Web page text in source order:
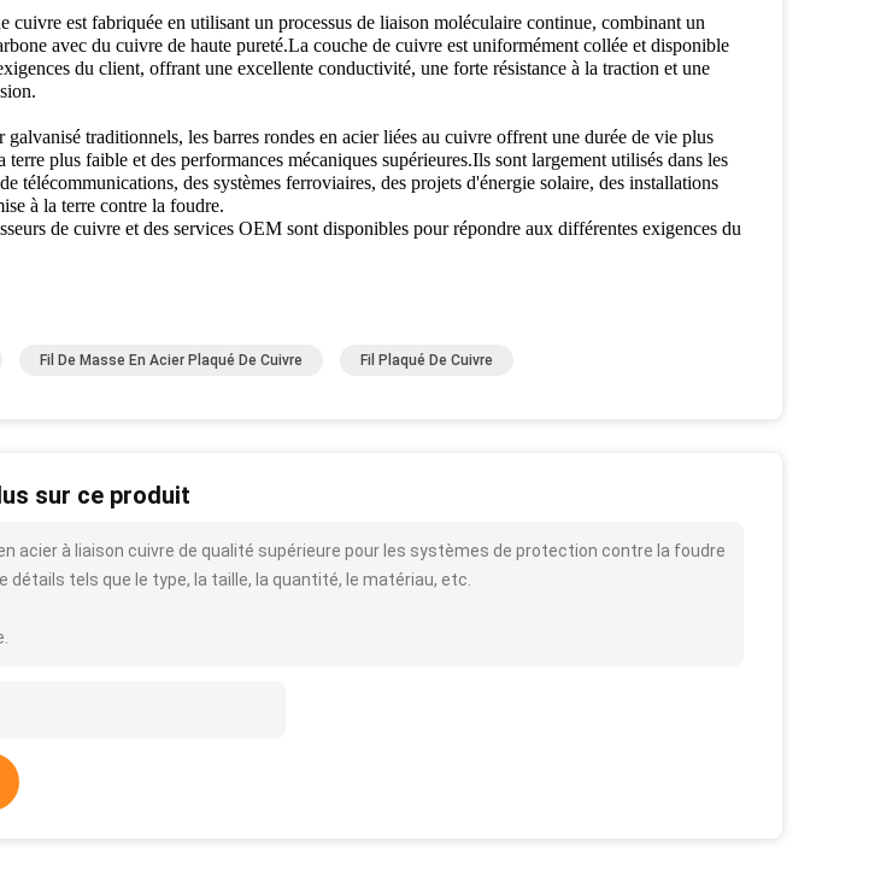
cuivre est fabriquée en utilisant un processus de liaison moléculaire continue, combinant un
avec du cuivre de haute pureté.La couche de cuivre est uniformément collée et disponible
du client, offrant une excellente conductivité, une forte résistance à la traction et une
galvanisé traditionnels, les barres rondes en acier liées au cuivre offrent une durée de vie plus
terre plus faible et des performances mécaniques supérieures.Ils sont largement utilisés dans les
télécommunications, des systèmes ferroviaires, des projets d'énergie solaire, des installations
à la terre contre la foudre.
de cuivre et des services OEM sont disponibles pour répondre aux différentes exigences du
Fil De Masse En Acier Plaqué De Cuivre Fil Plaqué De Cuivre
sur ce produit
acier à liaison cuivre de qualité supérieure pour les systèmes de protection contre la foudre
détails tels que le type, la taille, la quantité, le matériau, etc.